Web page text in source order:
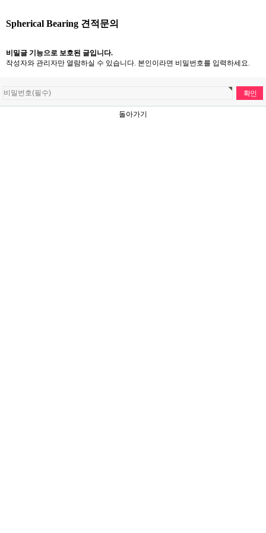
Spherical Bearing 견적문의
비밀글 기능으로 보호된 글입니다.
작성자와 관리자만 열람하실 수 있습니다. 본인이라면 비밀번호를 입력하세요.
돌아가기